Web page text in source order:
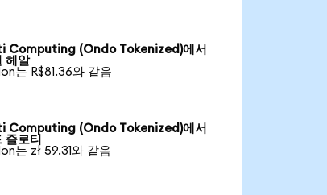
Computing (Ondo Tokenized)에서
헤알
는 R$81.36와 같음
Computing (Ondo Tokenized)에서
즐로티
는 zł 59.31와 같음